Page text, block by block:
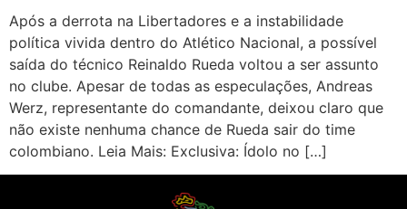
Após a derrota na Libertadores e a instabilidade
política vivida dentro do Atlético Nacional, a possível
saída do técnico Reinaldo Rueda voltou a ser assunto
no clube. Apesar de todas as especulações, Andreas
Werz, representante do comandante, deixou claro que
não existe nenhuma chance de Rueda sair do time
colombiano. Leia Mais: Exclusiva: Ídolo no […]